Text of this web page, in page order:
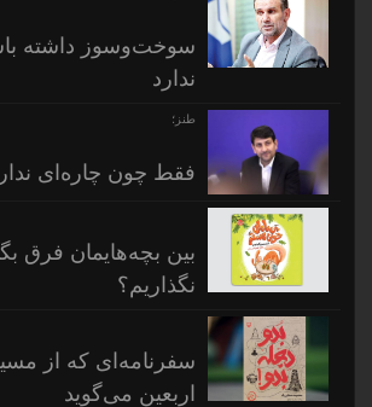
سوخت‌وسوز داشته
ندارد
طنز؛
فقط چون چاره‌ای ندارند
بین بچه‌هایمان فرق
نگذاریم؟
سفرنامه‌ای که از
اربعین می‌گوید